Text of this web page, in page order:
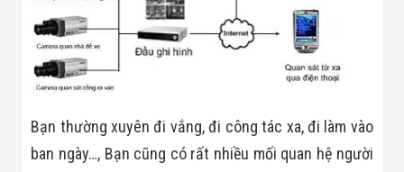
Thiết Bị Chống
Ghi Âm
Máy X-Ray
Thực Phẩm
Nghiệp
Nghệ Cao
Bạn thường xuyên đi vắng, đi công tác xa, đi làm vào
ban ngày…, Bạn cũng có rất nhiều mối quan hệ người